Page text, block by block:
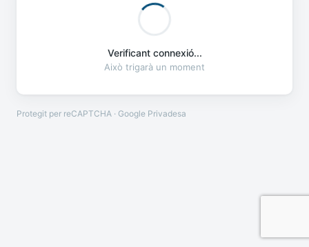
Verificant connexió...
Això trigarà un moment
Protegit per reCAPTCHA · Google Privadesa